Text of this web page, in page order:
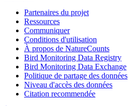
Partenaires du projet
Ressources
Communiquer
Conditions d'utilisation
À propos de NatureCounts
Bird Monitoring Data Registry
Bird Monitoring Data Exchange
Politique de partage des données
Niveau d'accès des données
Citation recommendée